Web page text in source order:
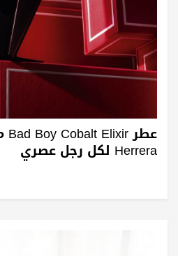
Herrera لكل رجل عصري